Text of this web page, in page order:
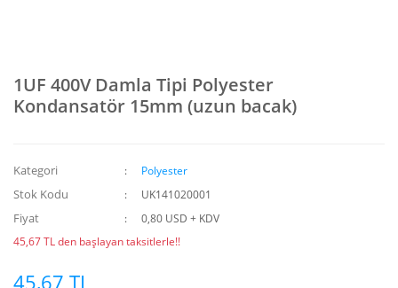
1UF 400V Damla Tipi Polyester
Kondansatör 15mm (uzun bacak)
Kategori Polyester
Stok Kodu UK141020001
Fiyat
0,80 USD + KDV
45,67 TL den başlayan taksitlerle!!
45,67 TL